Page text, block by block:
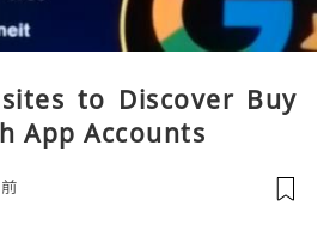
to Discover Buy
App Accounts